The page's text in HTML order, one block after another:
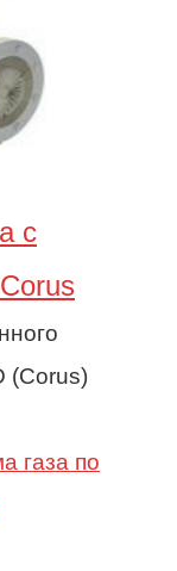
c
(Corus)